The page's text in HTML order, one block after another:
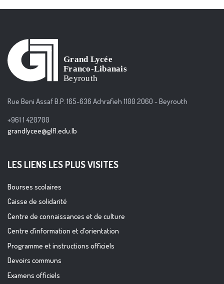
Rue Beni Assaf B.P. 165-636 Achrafieh 1100 2060 - Beyrouth
+961 1 420700
grandlycee@glfl.edu.lb
LES LIENS LES PLUS VISITES
Bourses scolaires
Caisse de solidarité
Centre de connaissances et de culture
Centre d’information et d’orientation
Programme et instructions officiels
Devoirs communs
Examens officiels